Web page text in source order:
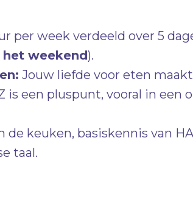
per week verdeeld over 5
het weekend).
Jouw liefde voor eten
een pluspunt, vooral in een
de keuken, basiskennis van
taal.